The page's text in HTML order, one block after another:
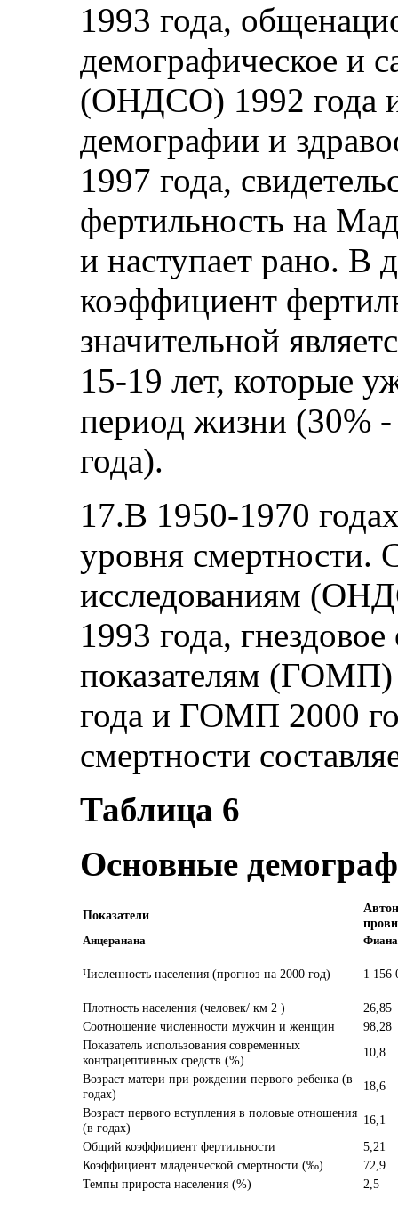
1993 года,
демографическое и
(ОНДСО) 1992 года и
демографии и
1997 года,
фертильность на
и наступает рано. В
коэффициент
значительной
15-19 лет, которые
период жизни (30%
года).
17.В 1950-1970
уровня смертности.
исследованиям
1993 года,
показателям
года и ГОМП 2000
смертности
Таблица 6
Основные
Показатели
Анцеранана
Численность населения (прогноз на 2000 год) 1 156
Плотность населения (человек/ км 2 )
26,85
Соотношение численности мужчин и женщин
98,28
Показатель использования современных
контрацептивных средств (%)
10,8
Возраст матери при рождении первого ребенка (в
годах)
18,6
Возраст первого вступления в половые отношения
(в годах)
16,1
Общий коэффициент фертильности
5,21
Коэффициент младенческой смертности (‰)
72,9
Темпы прироста населения (%)
2,5